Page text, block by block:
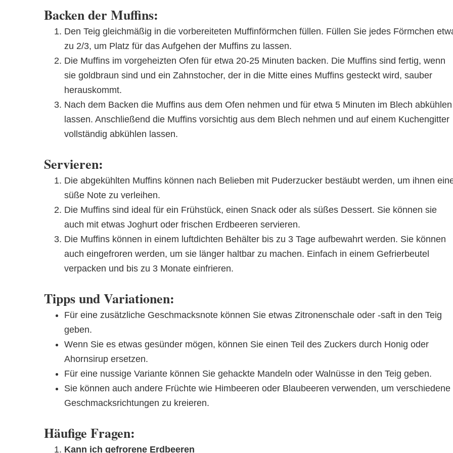
Backen der Muffins:
Den Teig gleichmäßig in die vorbereiteten Muffinförmchen füllen. Füllen Sie jedes Förmchen
zu 2/3, um Platz für das Aufgehen der Muffins zu lassen.
Die Muffins im vorgeheizten Ofen für etwa 20-25 Minuten backen. Die Muffins sind fertig, wenn
sie goldbraun sind und ein Zahnstocher, der in die Mitte eines Muffins gesteckt wird, sauber
herauskommt.
Nach dem Backen die Muffins aus dem Ofen nehmen und für etwa 5 Minuten im Blech abkühlen
lassen. Anschließend die Muffins vorsichtig aus dem Blech nehmen und auf einem Kuchengitter
vollständig abkühlen lassen.
Servieren:
Die abgekühlten Muffins können nach Belieben mit Puderzucker bestäubt werden, um ihnen
süße Note zu verleihen.
Die Muffins sind ideal für ein Frühstück, einen Snack oder als süßes Dessert. Sie können sie
auch mit etwas Joghurt oder frischen Erdbeeren servieren.
Die Muffins können in einem luftdichten Behälter bis zu 3 Tage aufbewahrt werden. Sie können
auch eingefroren werden, um sie länger haltbar zu machen. Einfach in einem Gefrierbeutel
verpacken und bis zu 3 Monate einfrieren.
Tipps und Variationen:
Für eine zusätzliche Geschmacksnote können Sie etwas Zitronenschale oder -saft in den Teig
geben.
Wenn Sie es etwas gesünder mögen, können Sie einen Teil des Zuckers durch Honig oder
Ahornsirup ersetzen.
Für eine nussige Variante können Sie gehackte Mandeln oder Walnüsse in den Teig geben.
Sie können auch andere Früchte wie Himbeeren oder Blaubeeren verwenden, um verschiedene
Geschmacksrichtungen zu kreieren.
Häufige Fragen:
Kann ich gefrorene Erdbeeren